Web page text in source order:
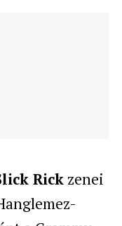
Rickzenei